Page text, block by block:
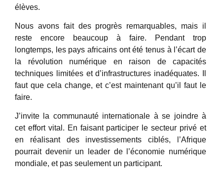
élèves.
Nous avons fait des progrès remarquables, mais il
reste encore beaucoup à faire. Pendant trop
longtemps, les pays africains ont été tenus à l’écart de
la révolution numérique en raison de capacités
techniques limitées et d’infrastructures inadéquates. Il
faut que cela change, et c’est maintenant qu’il faut le
faire.
J’invite la communauté internationale à se joindre à
cet effort vital. En faisant participer le secteur privé et
en réalisant des investissements ciblés, l’Afrique
pourrait devenir un leader de l’économie numérique
mondiale, et pas seulement un participant.